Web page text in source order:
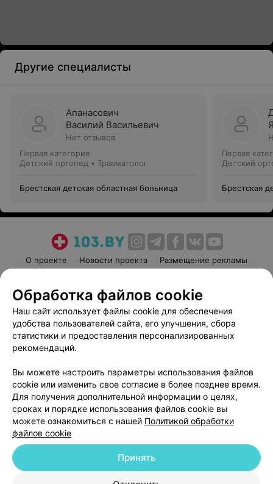
Другие специалисты
Апанасович
Василий Васильевич
Нет отзывов
Первая категория
Детский ортопед • Травматолог
Брестская детская областная больница
Первая
Детский
Брестская
О проекте Новости проекта
Размещение рекламы
Пользовательское соглашение
Способы оплаты
Вакансии
Партнеры
Написать руководителю 103.by
Обработка персональных данных
© 2026 ООО «Артокс Лаб», УНП 191700409
| 220012, Республика Беларусь,
Обработка файлов cookie
Наш сайт использует файлы cookie для обеспечения
удобства пользователей сайта, его улучшения, сбора
статистики и предоставления персонализированных
рекомендаций.
Вы можете настроить параметры использования файлов
cookie или изменить свое согласие в более позднее время.
Для получения дополнительной информации о целях,
сроках и порядке использования файлов cookie вы
можете ознакомиться с нашей Политикой обработки
файлов cookie
Принять